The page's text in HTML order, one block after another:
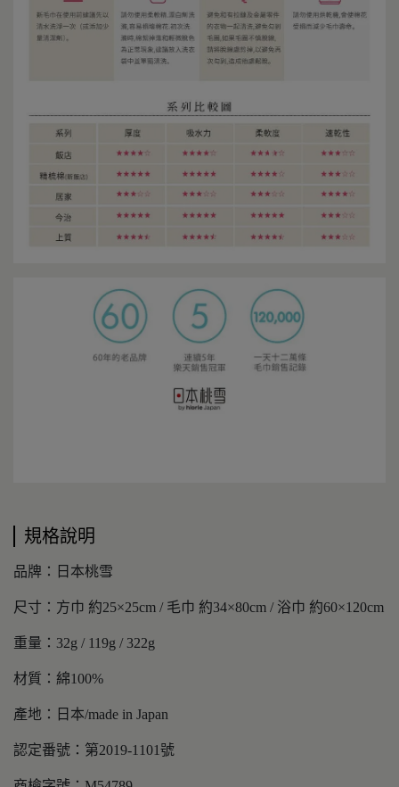
規格說明
品牌：日本桃雪
尺寸：方巾 約25×25cm / 毛巾 約34×80cm / 浴巾 約60×120cm
重量：32g / 119g / 322g
材質：綿100%
產地：日本/made in Japan
認定番號：第2019-1101號